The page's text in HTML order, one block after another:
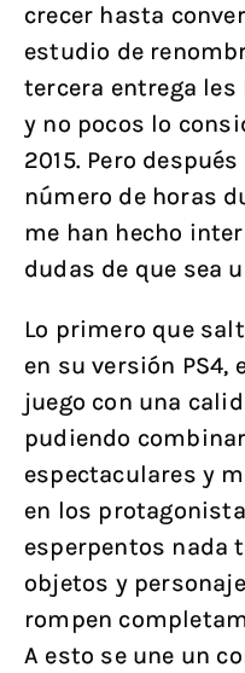
crecer hasta
estudio de
tercera entrega
y no pocos lo
2015. Pero
número de horas
me han hecho
dudas de que sea
Lo primero que
en su versión PS4,
juego con una
pudiendo
espectaculares y
en los
esperpentos nada
objetos y
rompen
A esto se une un